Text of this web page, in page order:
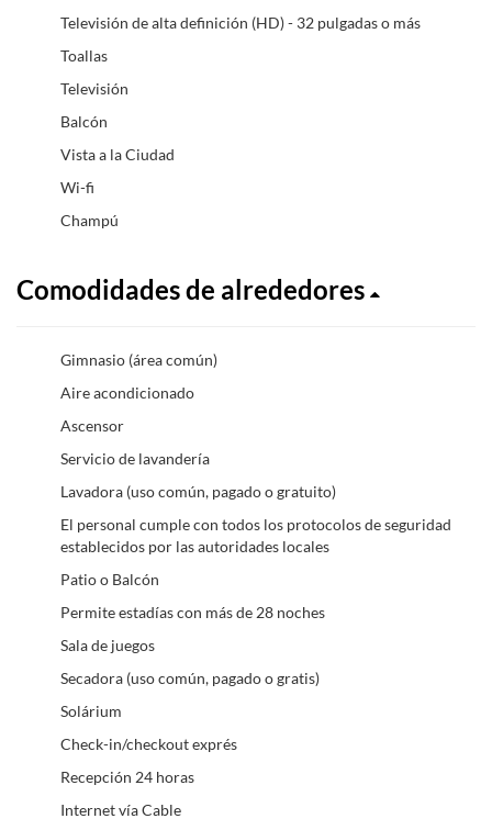
Televisión de alta definición (HD) - 32 pulgadas o más
Toallas
Televisión
Balcón
Vista a la Ciudad
Wi-fi
Champú
Comodidades de alrededores
Gimnasio (área común)
Aire acondicionado
Ascensor
Servicio de lavandería
Lavadora (uso común, pagado o gratuito)
El personal cumple con todos los protocolos de seguridad
establecidos por las autoridades locales
Patio o Balcón
Permite estadías con más de 28 noches
Sala de juegos
Secadora (uso común, pagado o gratis)
Solárium
Check-in/checkout exprés
Recepción 24 horas
Internet vía Cable